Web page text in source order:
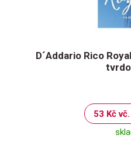
D´Addario Rico
53